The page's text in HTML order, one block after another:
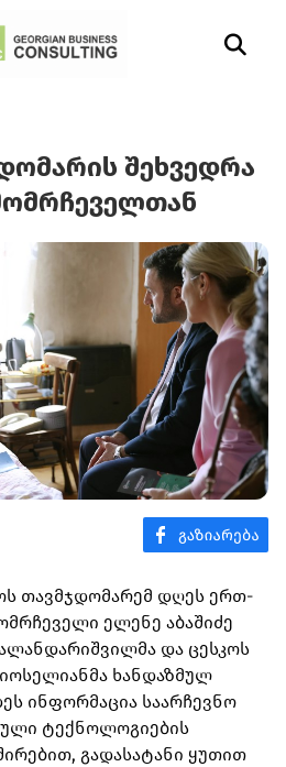
შეხვედრა
თავმჯდომარემ დღეს ერთ-
ელენე აბაშიძე
და ცესკოს
ხანდაზმულ
ინფორმაცია საარჩევნო
ტექნოლოგიების
გადასატანი ყუთით